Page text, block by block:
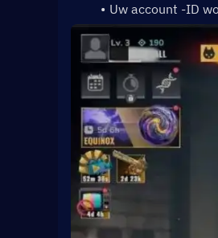
Uw account -ID